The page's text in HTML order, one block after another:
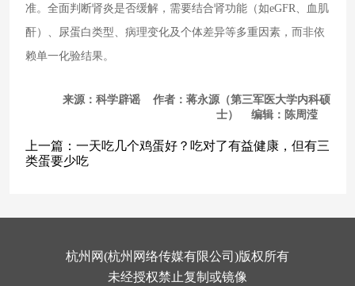
准。全面判断肾炎是否缓解，需要结合肾功能（如eGFR、血肌
酐）、尿蛋白类型、病理变化及个体差异等多重因素，而非依
赖单一化验结果。
来源：科学辟谣 作者：蒋永源（第三军医大学内科硕
士） 编辑：陈周滢
上一篇： 一天吃几个鸡蛋好？吃对了有益健康，但有三
类蛋要少吃
杭州网(杭州网络传媒有限公司)版权所有
未经授权禁止复制或镜像